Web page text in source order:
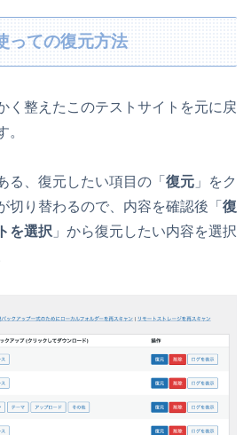
っての復元方法
く整えたこのテストサイトを元に戻
。
る、復元したい項目の「 復元 」をク
切り替わるので、内容を確認後「 復
を選択 」から復元したい内容を選択